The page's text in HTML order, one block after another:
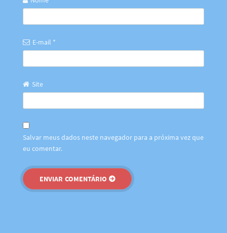
E-mail *
Site
Salvar meus dados neste navegador para a próxima vez que
eu comentar.